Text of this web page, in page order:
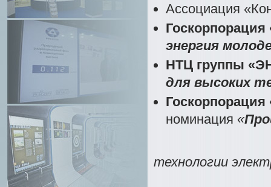
Ассоциация
Госкорпорация
энергия
НТЦ группы
для высоких
Госкорпорация
номинация «
технологии